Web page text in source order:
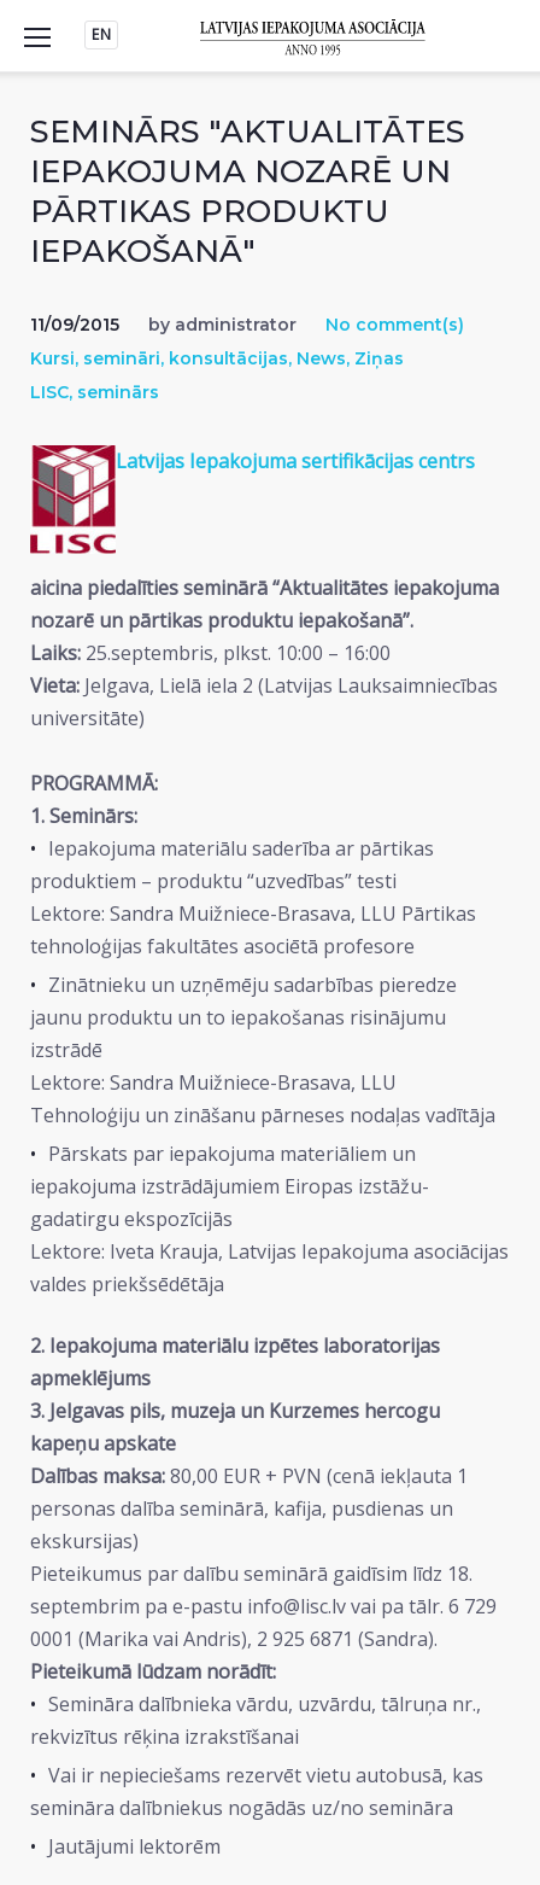
content
EN
SEMINĀRS "AKTUALITĀTES
IEPAKOJUMA NOZARĒ UN
PĀRTIKAS PRODUKTU
IEPAKOŠANĀ"
11/09/2015 by administrator
No comment(s)
Kursi, semināri, konsultācijas, News, Ziņas
LISC, seminārs
Latvijas Iepakojuma sertifikācijas centrs
aicina piedalīties seminārā “Aktualitātes iepakojuma
nozarē un pārtikas produktu iepakošanā”.
Laiks: 25.septembris, plkst. 10:00 – 16:00
Vieta: Jelgava, Lielā iela 2 (Latvijas Lauksaimniecības
universitāte)
PROGRAMMĀ:
1. Seminārs:
Iepakojuma materiālu saderība ar pārtikas
produktiem – produktu “uzvedības” testi
Lektore: Sandra Muižniece-Brasava, LLU Pārtikas
tehnoloģijas fakultātes asociētā profesore
Zinātnieku un uzņēmēju sadarbības pieredze
jaunu produktu un to iepakošanas risinājumu
izstrādē
Lektore: Sandra Muižniece-Brasava, LLU
Tehnoloģiju un zināšanu pārneses nodaļas vadītāja
Pārskats par iepakojuma materiāliem un
iepakojuma izstrādājumiem Eiropas izstāžu-
gadatirgu ekspozīcijās
Lektore: Iveta Krauja, Latvijas Iepakojuma asociācijas
valdes priekšsēdētāja
2. Iepakojuma materiālu izpētes laboratorijas
apmeklējums
3. Jelgavas pils, muzeja un Kurzemes hercogu
kapeņu apskate
Dalības maksa:80,00 EUR + PVN (cenā iekļauta 1
personas dalība seminārā, kafija, pusdienas un
ekskursijas)
Pieteikumus par dalību seminārā gaidīsim līdz 18.
septembrim pa e-pastu info@lisc.lv vai pa tālr. 6 729
0001 (Marika vai Andris), 2 925 6871 (Sandra).
Pieteikumā lūdzam norādīt:
Semināra dalībnieka vārdu, uzvārdu, tālruņa nr.,
rekvizītus rēķina izrakstīšanai
Vai ir nepieciešams rezervēt vietu autobusā, kas
semināra dalībniekus nogādās uz/no semināra
Jautājumi lektorēm